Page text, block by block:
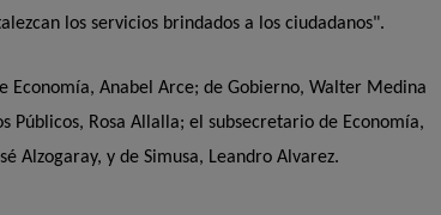
los servicios brindados a los ciudadanos".
Economía, Anabel Arce; de Gobierno, Walter Medina
Públicos, Rosa Allalla; el subsecretario de Economía,
Alzogaray, y de Simusa, Leandro Alvarez.